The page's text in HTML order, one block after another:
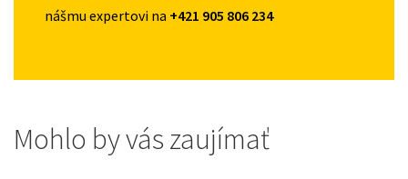
nášmu expertovi na +421 905 806 234
Mohlo by vás zaujímať